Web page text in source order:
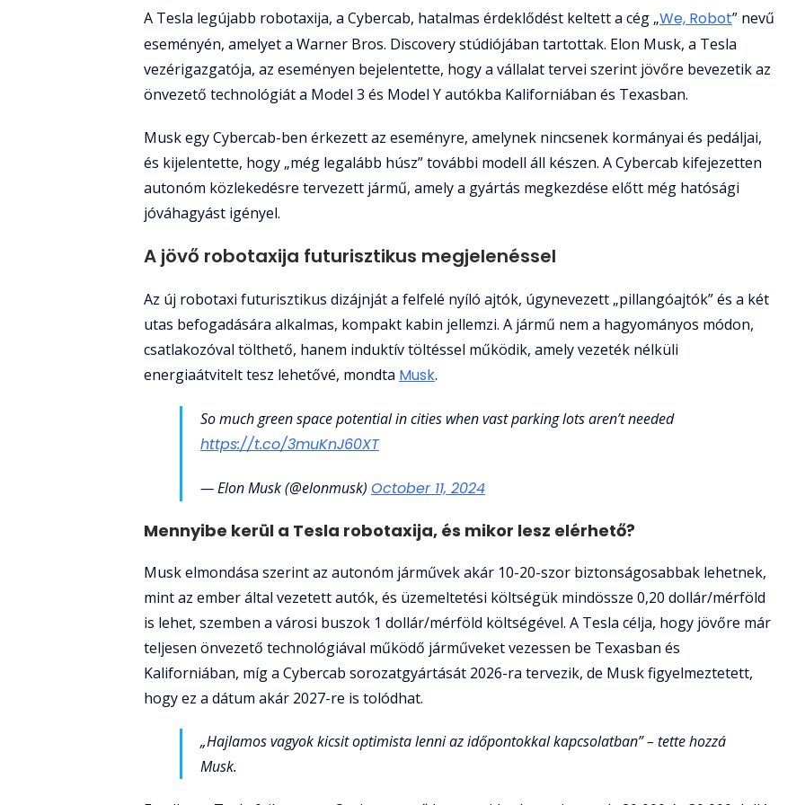
A Tesla legújabb robotaxija, a Cybercab, hatalmas érdeklődést keltett a cég „We, Robot” nevű
eseményén, amelyet a Warner Bros. Discovery stúdiójában tartottak. Elon Musk, a Tesla
vezérigazgatója, az eseményen bejelentette, hogy a vállalat tervei szerint jövőre bevezetik az
önvezető technológiát a Model 3 és Model Y autókba Kaliforniában és Texasban.
Musk egy Cybercab-ben érkezett az eseményre, amelynek nincsenek kormányai és pedáljai,
és kijelentette, hogy „még legalább húsz” további modell áll készen. A Cybercab kifejezetten
autonóm közlekedésre tervezett jármű, amely a gyártás megkezdése előtt még hatósági
jóváhagyást igényel.
A jövő robotaxija futurisztikus megjelenéssel
Az új robotaxi futurisztikus dizájnját a felfelé nyíló ajtók, úgynevezett „pillangóajtók” és a két
utas befogadására alkalmas, kompakt kabin jellemzi. A jármű nem a hagyományos módon,
csatlakozóval tölthető, hanem induktív töltéssel működik, amely vezeték nélküli
energiaátvitelt tesz lehetővé, mondta Musk.
So much green space potential in cities when vast parking lots aren’t needed
https://t.co/3muKnJ60XT
— Elon Musk (@elonmusk) October 11, 2024
Mennyibe kerül a Tesla robotaxija, és mikor lesz elérhető?
Musk elmondása szerint az autonóm járművek akár 10-20-szor biztonságosabbak lehetnek,
mint az ember által vezetett autók, és üzemeltetési költségük mindössze 0,20 dollár/mérföld
is lehet, szemben a városi buszok 1 dollár/mérföld költségével. A Tesla célja, hogy jövőre már
teljesen önvezető technológiával működő járműveket vezessen be Texasban és
Kaliforniában, míg a Cybercab sorozatgyártását 2026-ra tervezik, de Musk figyelmeztetett,
hogy ez a dátum akár 2027-re is tolódhat.
„Hajlamos vagyok kicsit optimista lenni az időpontokkal kapcsolatban” – tette hozzá
Musk.